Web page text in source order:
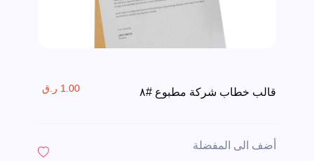
قالب خطاب شركة مطبوع #٨ 1.00 ر.ق
أضف الى المفضلة